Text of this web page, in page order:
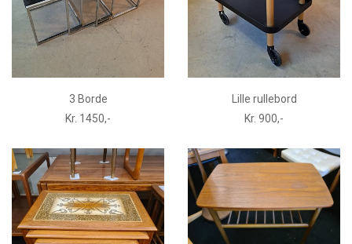
3 Borde
Kr. 1450,-
Lille rullebord
Kr. 900,-